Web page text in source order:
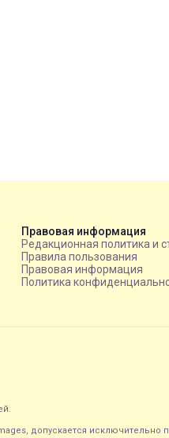
Правовая информация
Редакционная политика и
Правила пользования
Правовая информация
Политика
допускается исключительно